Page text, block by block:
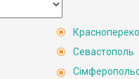
Севастополь